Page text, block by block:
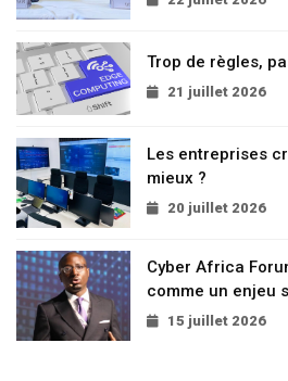
Trop de règles,
21 juillet 2026
Les entreprises
mieux ?
20 juillet 2026
Cyber Africa
comme un enjeu
15 juillet 2026